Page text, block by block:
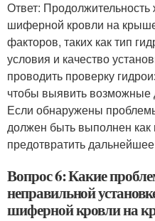
Ответ: Продолжительность
шиферной кровли на
факторов, таких как тип
условия и качество
проводить проверку
чтобы выявить
Если обнаружены
должен быть выполнен
предотвратить
Вопрос 6: Какие
неправильной
шиферной кровли на